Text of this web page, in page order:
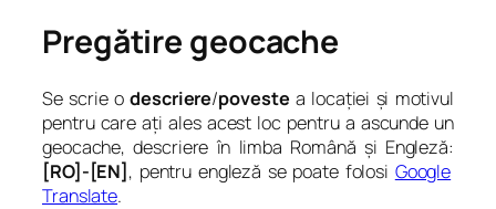
Pregătire geocache
Se scrie odescriere/poveste a locației și motivul
pentru care ați ales acest loc pentru a ascunde un
geocache, descriere în limba Română și Engleză:
[RO]-[EN] , pentru engleză se poate folosi Google
Translate.